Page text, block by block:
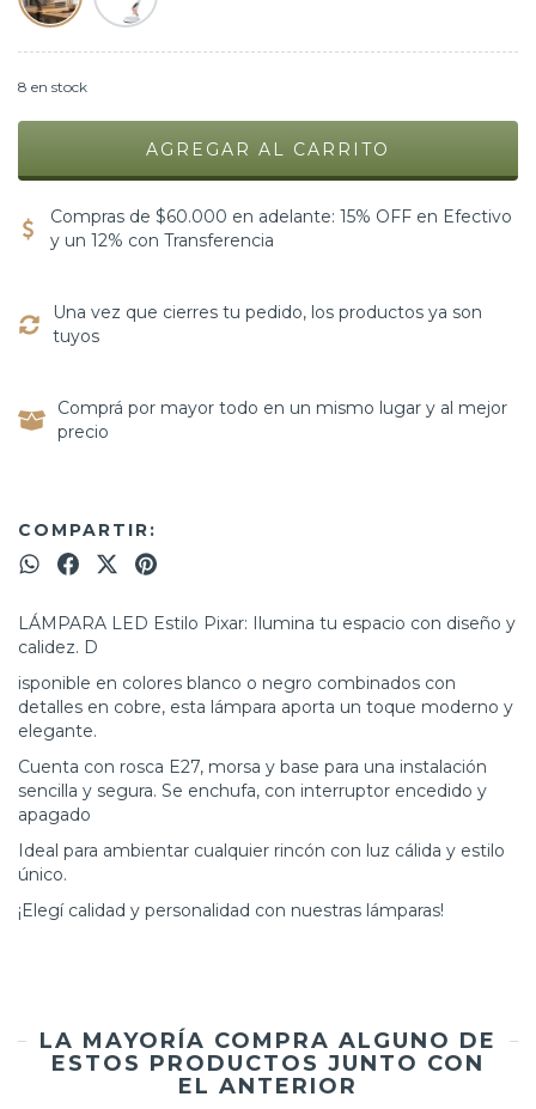
8 en stock
Compras de $60.000 en adelante: 15% OFF en Efectivo
y un 12% con Transferencia
Una vez que cierres tu pedido, los productos ya son
tuyos
Comprá por mayor todo en un mismo lugar y al mejor
precio
COMPARTIR:
LÁMPARA LED Estilo Pixar: Ilumina tu espacio con diseño y
calidez. D
isponible en colores blanco o negro combinados con
detalles en cobre, esta lámpara aporta un toque moderno y
elegante.
Cuenta con rosca E27, morsa y base para una instalación
sencilla y segura. Se enchufa, con interruptor encedido y
apagado
Ideal para ambientar cualquier rincón con luz cálida y estilo
único.
¡Elegí calidad y personalidad con nuestras lámparas!
LA MAYORÍA COMPRA ALGUNO DE
ESTOS PRODUCTOS JUNTO CON
EL ANTERIOR